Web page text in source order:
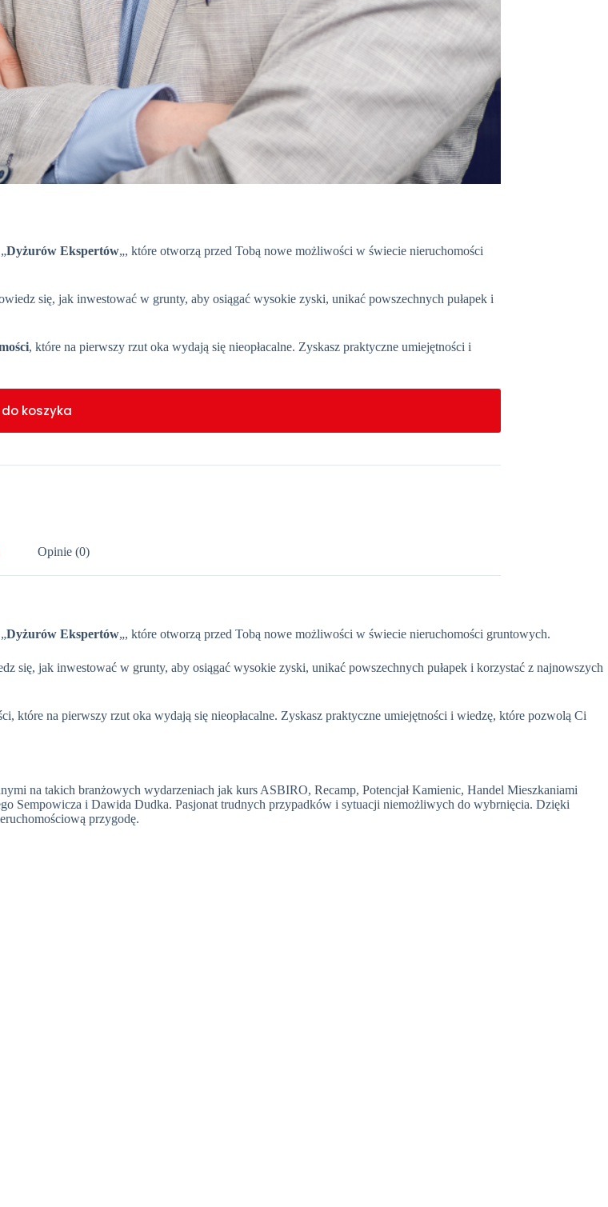
Dyżurów Ekspertów„, które otworzą przed Tobą nowe możliwości w świecie nieruchomości
się, jak inwestować w grunty, aby osiągać wysokie zyski, unikać powszechnych pułapek i
, które na pierwszy rzut oka wydają się nieopłacalne. Zyskasz praktyczne umiejętności i
koszyka
Opinie (0)
Dyżurów Ekspertów„, które otworzą przed Tobą nowe możliwości w świecie nieruchomości gruntowych.
się, jak inwestować w grunty, aby osiągać wysokie zyski, unikać powszechnych pułapek i korzystać z najnowszych
które na pierwszy rzut oka wydają się nieopłacalne. Zyskasz praktyczne umiejętności i wiedzę, które pozwolą Ci
na takich branżowych wydarzeniach jak kurs ASBIRO, Recamp, Potencjał Kamienic, Handel Mieszkaniami
Sempowicza i Dawida Dudka. Pasjonat trudnych przypadków i sytuacji niemożliwych do wybrnięcia. Dzięki
przygodę.